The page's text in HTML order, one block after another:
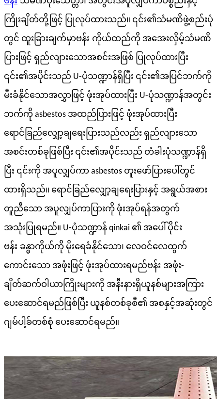
ကြိုးချိတ်တို့ဖြင့် ပြုလုပ်ထားသည်။ ၎င်း၏သံမဏိဖွဲ့စည်းပုံ
တွင် ထူးခြားချက်မှာဗန်း ကိုယ်ထည်ကို အအေးလှိမ့်သံမဏိ
ပြားဖြင့် ရှည်လျားသောအစင်းအဖြစ် ပြုလုပ်ထားပြီး
၎င်း၏အပိုင်းသည် U-ပုံသဏ္ဍာန်ရှိပြီး ၎င်း၏အပြင်ဘက်ကို
မီးခံနိုင်သောအလွှာဖြင့် ဖုံးအုပ်ထားပြီး U-ပုံသဏ္ဍာန်အတွင်း
ဘက်ကို asbestos အထည်ပြားဖြင့် ဖုံးအုပ်ထားပြီး
ရောင်ခြည်လျှော့ချရေးပြားသည်လည်း ရှည်လျားသော
အစင်းတစ်ခုဖြစ်ပြီး ၎င်း၏အပိုင်းသည် တံခါးပုံသဏ္ဍာန်ရှိ
ပြီး ၎င်းကို အပူလျှပ်ကာ asbestos တူးဖော်ပြားပေါ်တွင်
ထားရှိသည်။ ရောင်ခြည်လျှော့ချရေးပြားနှင့် အရွယ်အစား
တူညီသော အပူလျှပ်ကာပြားကို ဖုံးအုပ်ရန်အတွက်
အသုံးပြုရမည်။ U-ပုံသဏ္ဍာန် qinkai ၏ အပေါ်ပိုင်း
ဗန်း ခန္ဓာကိုယ်ကို မိုးရေခံနိုင်သော၊ လေဝင်လေထွက်
ကောင်းသော အဖုံးဖြင့် ဖုံးအုပ်ထားရမည်ဗန်း အဖုံး-
ချိတ်ဆက်ဝါယာကြိုးများကို အနီးနားရှိယူနစ်များအကြား
ပေးဆောင်ရမည်ဖြစ်ပြီး ယူနစ်တစ်ခုစီ၏ အစနှင့်အဆုံးတွင်
ဂျမ်ပါ့ခ်တစ်စုံ ပေးဆောင်ရမည်။